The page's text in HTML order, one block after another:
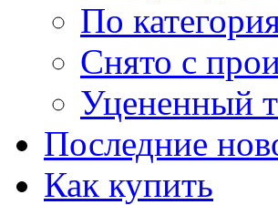
По
Снято с
Уцененный
Последние
Как купить